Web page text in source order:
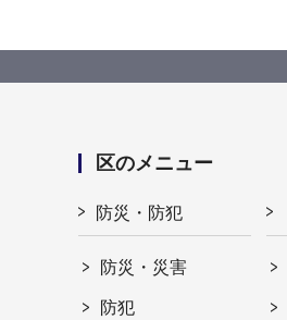
区のメニュー
防災・防犯
防災・災害
防犯